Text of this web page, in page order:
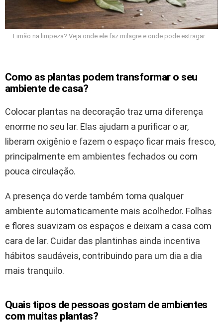
Limão na limpeza? Veja onde ele faz milagre e onde pode estragar
Como as plantas podem transformar o seu
ambiente de casa?
Colocar plantas na decoração traz uma diferença
enorme no seu lar. Elas ajudam a purificar o ar,
liberam oxigênio e fazem o espaço ficar mais fresco,
principalmente em ambientes fechados ou com
pouca circulação.
A presença do verde também torna qualquer
ambiente automaticamente mais acolhedor. Folhas
e flores suavizam os espaços e deixam a casa com
cara de lar. Cuidar das plantinhas ainda incentiva
hábitos saudáveis, contribuindo para um dia a dia
mais tranquilo.
Quais tipos de pessoas gostam de ambientes
com muitas plantas?